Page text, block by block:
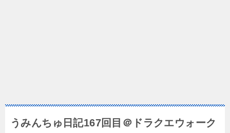
うみんちゅ日記167回目＠ドラクエウォーク